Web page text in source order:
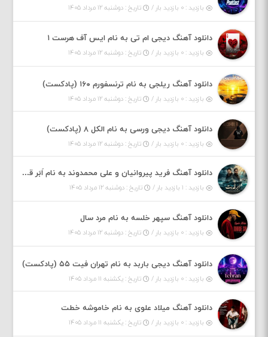
بازدید : ۰ بازدید بار / تاریخ : دوشنبه ۱۲ مرداد ۱۴۰۵
دانلود آهنگ دیجی ام تی به نام ایس آف هرست ۱
بازدید : ۰ بازدید بار / تاریخ : دوشنبه ۱۲ مرداد ۱۴۰۵
دانلود آهنگ ریلجی به نام ترنسفورم ۱۶۰ (پادکست)
بازدید : ۰ بازدید بار / تاریخ : دوشنبه ۱۲ مرداد ۱۴۰۵
دانلود آهنگ دیجی ورسی به نام الکل ۸ (پادکست)
بازدید : ۰ بازدید بار / تاریخ : دوشنبه ۱۲ مرداد ۱۴۰۵
دانلود آهنگ فرید پیروانیان و علی محمدوند به نام اَبَر قدرت
بازدید : ۱ بازدید بار / تاریخ : دوشنبه ۱۲ مرداد ۱۴۰۵
دانلود آهنگ سپهر خلسه به نام مرد سال
بازدید : ۰ بازدید بار / تاریخ : دوشنبه ۱۲ مرداد ۱۴۰۵
دانلود آهنگ دیجی باربد به نام تهران فیت ۵۵ (پادکست)
بازدید : ۰ بازدید بار / تاریخ : یکشنبه ۱۱ مرداد ۱۴۰۵
دانلود آهنگ میلاد علوی به نام خاموشه خطت
بازدید : ۰ بازدید بار / تاریخ : یکشنبه ۱۱ مرداد ۱۴۰۵